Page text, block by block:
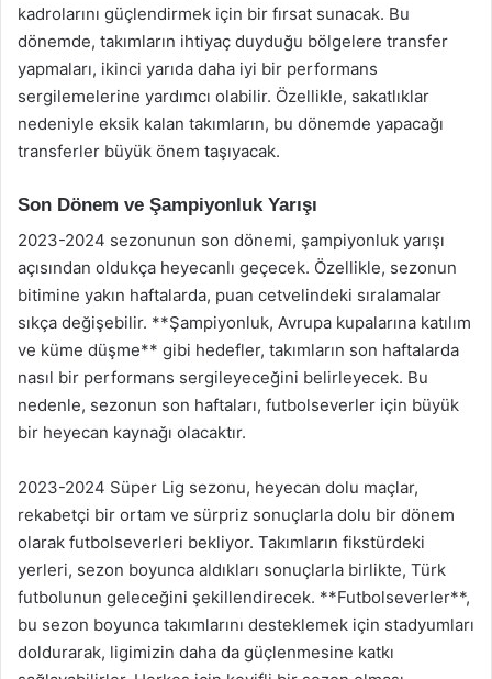
kadrolarını güçlendirmek için bir fırsat sunacak. Bu
dönemde, takımların ihtiyaç duyduğu bölgelere transfer
yapmaları, ikinci yarıda daha iyi bir performans
sergilemelerine yardımcı olabilir. Özellikle, sakatlıklar
nedeniyle eksik kalan takımların, bu dönemde yapacağı
transferler büyük önem taşıyacak.
Son Dönem ve Şampiyonluk Yarışı
2023-2024 sezonunun son dönemi, şampiyonluk yarışı
açısından oldukça heyecanlı geçecek. Özellikle, sezonun
bitimine yakın haftalarda, puan cetvelindeki sıralamalar
sıkça değişebilir. **Şampiyonluk, Avrupa kupalarına katılım
ve küme düşme** gibi hedefler, takımların son haftalarda
nasıl bir performans sergileyeceğini belirleyecek. Bu
nedenle, sezonun son haftaları, futbolseverler için büyük
bir heyecan kaynağı olacaktır.
2023-2024 Süper Lig sezonu, heyecan dolu maçlar,
rekabetçi bir ortam ve sürpriz sonuçlarla dolu bir dönem
olarak futbolseverleri bekliyor. Takımların fikstürdeki
yerleri, sezon boyunca aldıkları sonuçlarla birlikte, Türk
futbolunun geleceğini şekillendirecek. **Futbolseverler**,
bu sezon boyunca takımlarını desteklemek için stadyumları
doldurarak, ligimizin daha da güçlenmesine katkı